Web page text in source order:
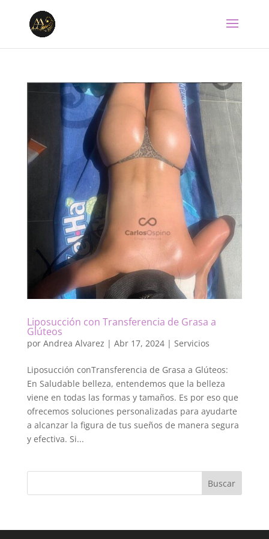
Liposucción con Transferencia de Grasa a
Glúteos
por Andrea Alvarez | Abr 17, 2024| Servicios
Liposucción conTransferencia de Grasa a Glúteos:
En Saludable belleza, entendemos que la belleza
viene en todas las formas y tamaños. Es por eso que
ofrecemos soluciones personalizadas para ayudarte
a alcanzar la figura de tus sueños de manera segura
y efectiva. Si...
Buscar